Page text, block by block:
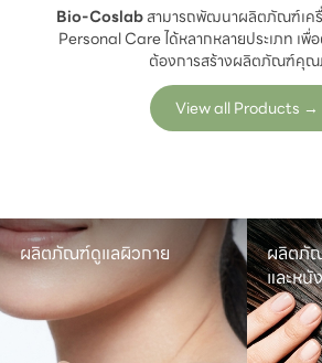
Bio-Coslabสามารถพัฒนาผลิตภัณฑ์เครื่
Personal Care ได้หลากหลายประเภท เ
ต้องการสร้างผลิตภัณฑ์คุ
View all Products →
ผลิตภัณฑ์ดูแลผิวกาย
ผลิตภั
และหนั